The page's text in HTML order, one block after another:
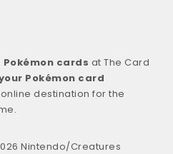
Pokémon cards at The Card
Pokémon card
destination for the
Nintendo/Creatures